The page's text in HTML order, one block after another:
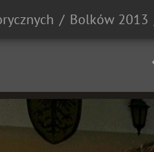
Bolków 2013